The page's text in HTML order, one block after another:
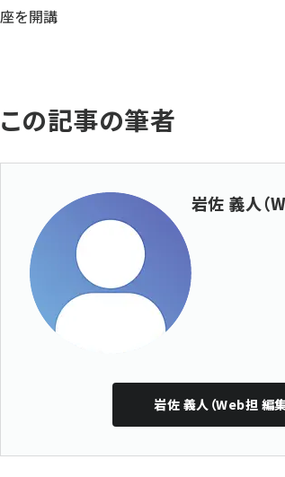
座を開講
この記事の筆者
岩佐 義人（
岩佐 義人（Web担 編集